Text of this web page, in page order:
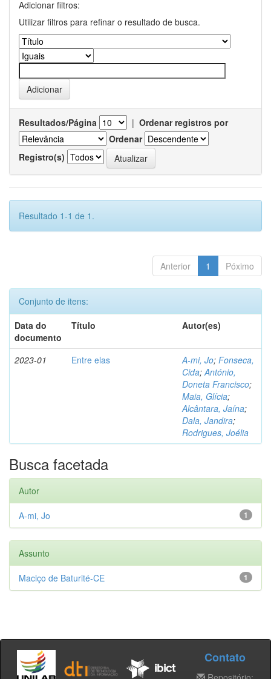
Adicionar filtros:
Utilizar filtros para refinar o resultado de busca.
Resultados/Página | Ordenar registros por
Ordenar
Registro(s)
Resultado 1-1 de 1.
Anterior 1 Póximo
Conjunto de itens:
Data do
documento
Título Autor(es)
2023-01 Entre elas A-mi, Jo; Fonseca,
Cida;António,
Doneta Francisco;
Maia, Glícia;
Alcântara, Jaína;
Dala, Jandira;
Rodrigues, Joélia
Busca facetada
Autor
1
A-mi, Jo
Assunto
1
Maciço de Baturité-CE
Contato